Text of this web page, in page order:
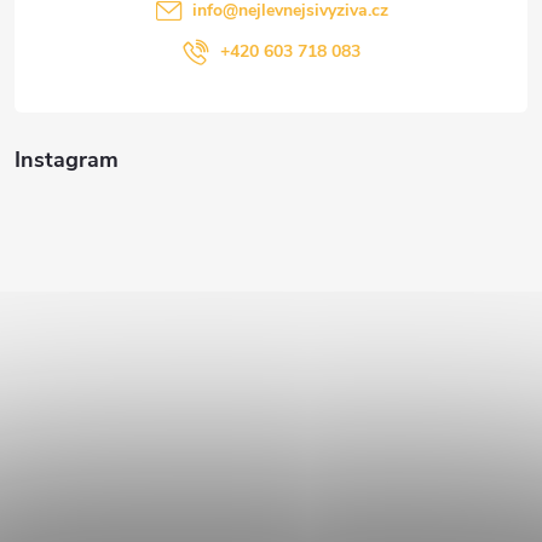
Instagram
info@nejlevnejsivyziva.cz
+420 603 718 083